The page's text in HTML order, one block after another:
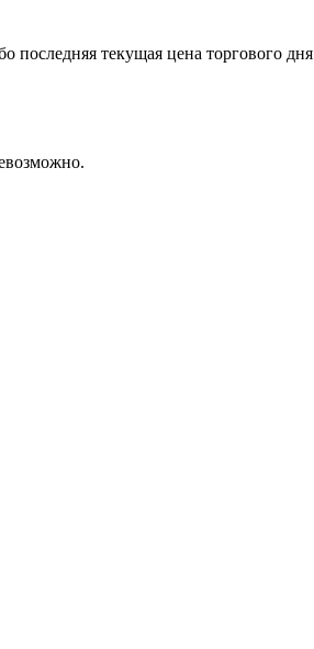
последняя текущая цена торгового дня